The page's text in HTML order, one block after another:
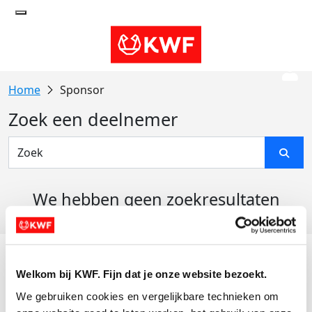
Welkom bij KWF. Fijn dat je onze website bezoekt.
We gebruiken cookies en vergelijkbare technieken om
Sponsor
Zoek een deelnemer
We hebben geen zoekresultaten
Actiematerialen
Evenementen